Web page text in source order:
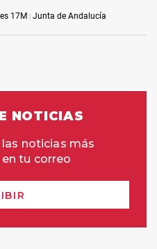
17M Junta de Andalucía